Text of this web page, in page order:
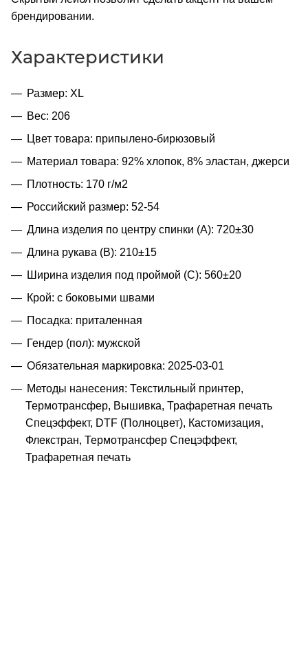
брендировании.
Характеристики
Размер: XL
Вес: 206
Цвет товара: припылено-бирюзовый
Материал товара: 92% хлопок, 8% эластан, джерси
Плотность: 170 г/м2
Российский размер: 52-54
Длина изделия по центру спинки (A): 720±30
Длина рукава (B): 210±15
Ширина изделия под проймой (С): 560±20
Крой: с боковыми швами
Посадка: приталенная
Гендер (пол): мужской
Обязательная маркировка: 2025-03-01
Методы нанесения: Текстильный принтер,
Термотрансфер, Вышивка, Трафаретная печать
Спецэффект, DTF (Полноцвет), Кастомизация,
Флекстран, Термотрансфер Спецэффект,
Трафаретная печать